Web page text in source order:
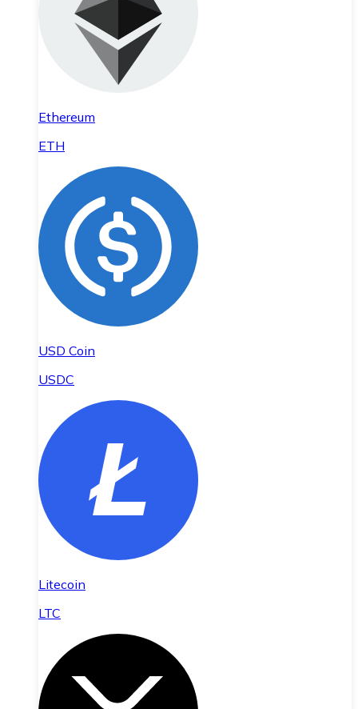
Ethereum
ETH
USD Coin
USDC
Litecoin
LTC